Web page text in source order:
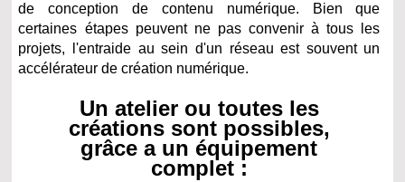
de conception de contenu numérique. Bien que
certaines étapes peuvent ne pas convenir à tous les
projets, l'entraide au sein d'un réseau est souvent un
accélérateur de création numérique.
Un atelier ou toutes les
créations sont possibles,
grâce a un équipement
complet :